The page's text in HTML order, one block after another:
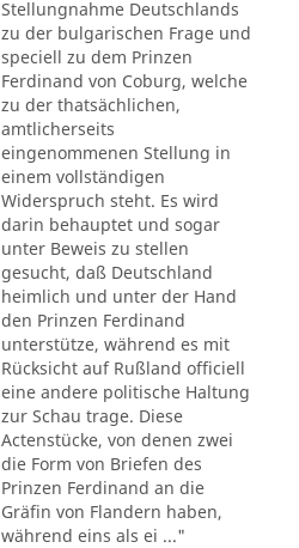
Stellungnahme Deutschlands
zu der bulgarischen Frage und
speciell zu dem Prinzen
Ferdinand von Coburg, welche
zu der thatsächlichen,
amtlicherseits
eingenommenen Stellung in
einem vollständigen
Widerspruch steht. Es wird
darin behauptet und sogar
unter Beweis zu stellen
gesucht, daß Deutschland
heimlich und unter der Hand
den Prinzen Ferdinand
unterstütze, während es mit
Rücksicht auf Rußland officiell
eine andere politische Haltung
zur Schau trage. Diese
Actenstücke, von denen zwei
die Form von Briefen des
Prinzen Ferdinand an die
Gräfin von Flandern haben,
während eins als ei ..."